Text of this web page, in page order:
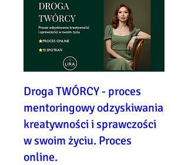
Droga TWÓRCY - proces
mentoringowy odzyskiwania
kreatywności i sprawczości
w swoim życiu. Proces
online.